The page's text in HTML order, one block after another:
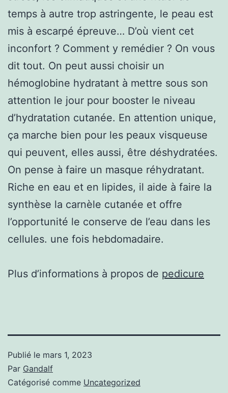
temps à autre trop astringente, le peau est
mis à escarpé épreuve… D’où vient cet
inconfort ? Comment y remédier ? On vous
dit tout. On peut aussi choisir un
hémoglobine hydratant à mettre sous son
attention le jour pour booster le niveau
d’hydratation cutanée. En attention unique,
ça marche bien pour les peaux visqueuse
qui peuvent, elles aussi, être déshydratées.
On pense à faire un masque réhydratant.
Riche en eau et en lipides, il aide à faire la
synthèse la carnèle cutanée et offre
l’opportunité le conserve de l’eau dans les
cellules. une fois hebdomadaire.
Plus d’informations à propos de pedicure
Publié le mars 1, 2023
Par Gandalf
Catégorisé comme Uncategorized